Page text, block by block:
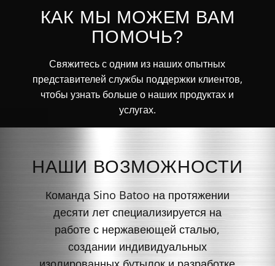
КАК МЫ МОЖЕМ ВАМ
ПОМОЧЬ?
Свяжитесь с одним из наших опытных
представителей службы поддержки клиентов,
чтобы узнать больше о наших продуктах и
услугах.
НАШИ ВОЗМОЖНОСТИ
Команда Sino Batoo на протяжении
десяти лет специализируется на
работе с нержавеющей сталью,
создании индивидуальных